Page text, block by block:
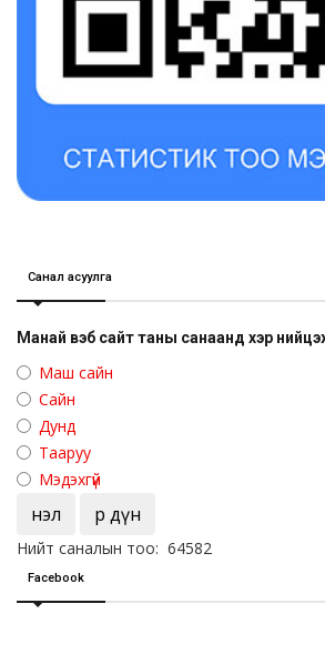
Санал асуулга
Манай вэб сайт таны санаанд хэр
Маш сайн
Сайн
Дунд
Тааруу
Мэдэхгүй
Үнэл Үр дүн
Нийт саналын тоо: 64582
Facebook